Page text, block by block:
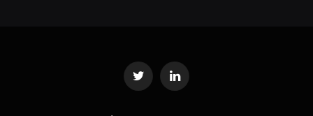
Twitter LinkedIn